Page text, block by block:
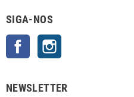
SIGA-NOS
Facebook
NEWSLETTER